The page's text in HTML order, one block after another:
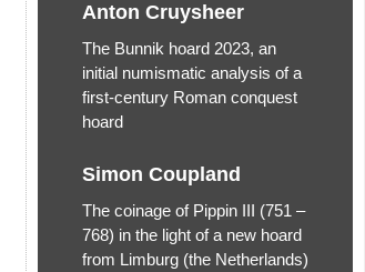
Anton Cruysheer
The Bunnik hoard 2023, an
initial numismatic analysis of a
first-century Roman conquest
hoard
Simon Coupland
The coinage of Pippin III (751 –
768) in the light of a new hoard
from Limburg (the Netherlands)